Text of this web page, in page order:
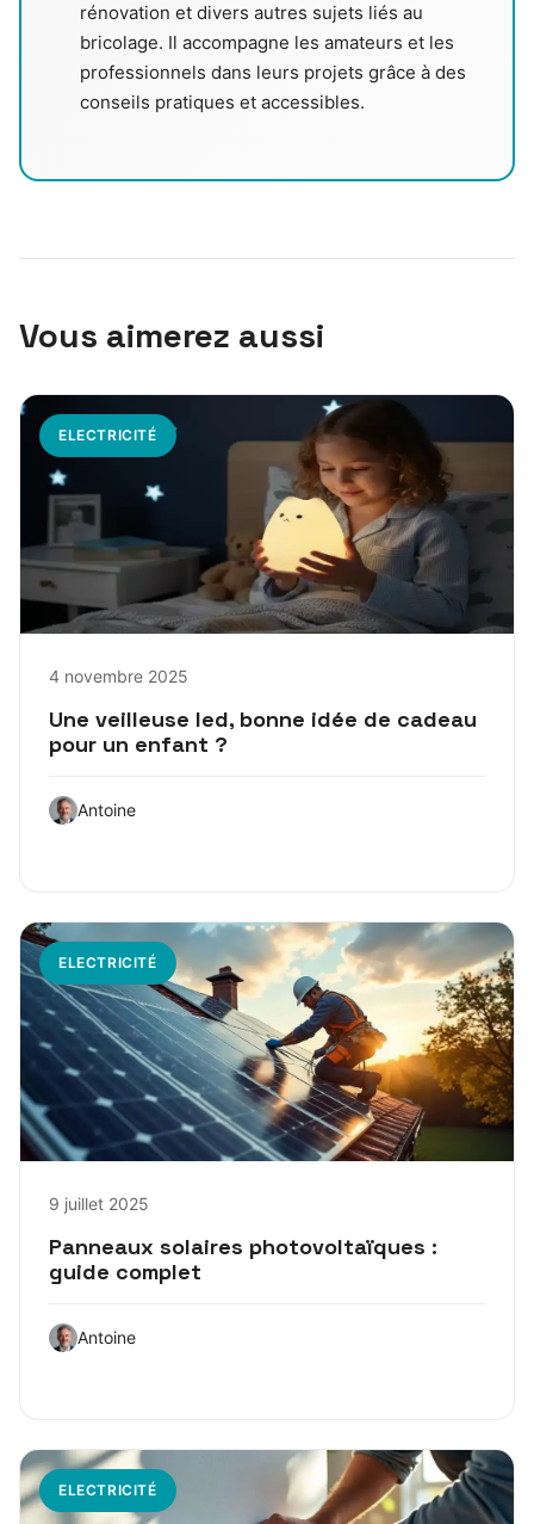
rénovation et divers autres sujets liés au
bricolage. Il accompagne les amateurs et les
professionnels dans leurs projets grâce à des
conseils pratiques et accessibles.
Vous aimerez aussi
ELECTRICITÉ
4 novembre 2025
Une veilleuse led, bonne idée de cadeau
pour un enfant ?
Antoine
ELECTRICITÉ
9 juillet 2025
Panneaux solaires photovoltaïques :
guide complet
Antoine
ELECTRICITÉ